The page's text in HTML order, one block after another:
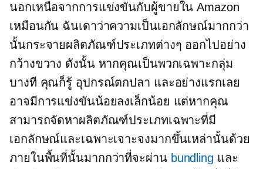
นอกเหนือจากการแข่งขันกับผู้ขายใน Amazon
เหมือนกัน ฉันเดาว่าความเป็นเอกลักษณ์มากกว่า
นั้นกระจายผลิตภัณฑ์ประเภทต่างๆ ออกไปอย่าง
กว้างขวาง ดังนั้น หากคุณเป็นพวกเฉพาะกลุ่ม
บางที คุณก็รู้ อุปกรณ์ตกปลา และอย่างแรกเลย
อาจมีการแข่งขันน้อยลงเล็กน้อย แต่หากคุณ
สามารถจัดหาผลิตภัณฑ์ประเภทเฉพาะที่มี
เอกลักษณ์และเฉพาะเจาะจงมากขึ้นเหล่านั้นด้วย
ภายในพื้นที่นั้นมากกว่าที่จะผ่าน bundling และ